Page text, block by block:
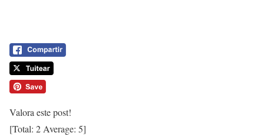
Valora este post!
[Total: 2 Average: 5]